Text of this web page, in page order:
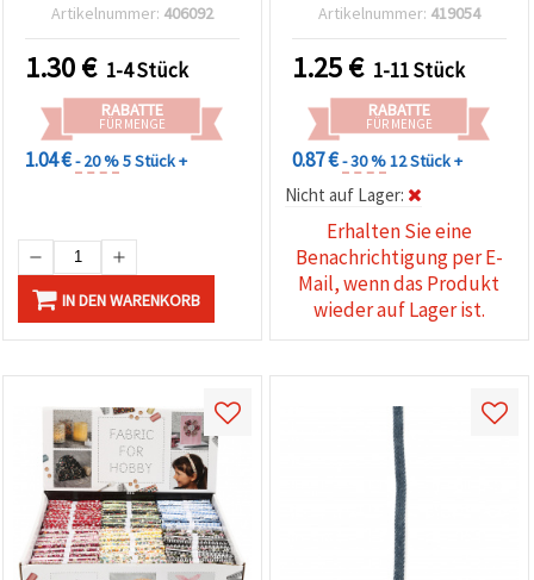
Artikelnummer: 406092
1.30€ 1-4 Stück
RABATTE
FÜR MENGE
1.04 €- 20 %5 Stück +
IN DEN WARENKORB
Artikelnummer: 419054
1.25€ 1-11 Stück
RABATTE
FÜR MENGE
0.87 €- 30 %12 Stück +
Nicht auf Lager:
Erhalten Sie eine
Benachrichtigung per E-
Mail, wenn das Produkt
wieder auf Lager ist.